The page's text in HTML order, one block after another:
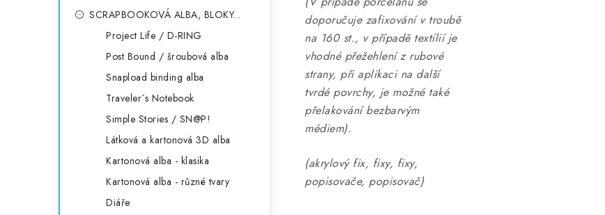
SCRAPBOOKOVÁ ALBA, BLOKY...
Project Life / D-RING
Post Bound / šroubová alba
Snapload binding alba
Traveler´s Notebook
Simple Stories / SN@P!
Látková a kartonová 3D alba
Kartonová alba - klasika
Kartonová alba - různé tvary
Diáře
doporučuje zafixování v troubě
na 160 st., v případě textílií je
vhodné přežehlení z rubové
strany, při aplikaci na další
tvrdé povrchy, je možné také
přelakování bezbarvým
médiem).
(akrylový fix, fixy, fixy,
popisovače, popisovač)